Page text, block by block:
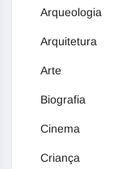
Arqueologia
Arquitetura
Arte
Biografia
Cinema
Criança